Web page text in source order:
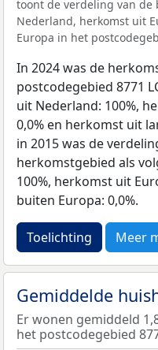
toont de verdeling van
Nederland, herkomst uit
Europa in het
In 2024 was de
postcodegebied 8771
uit Nederland: 100%,
0,0% en herkomst uit
in 2015 was de
herkomstgebied als
100%, herkomst uit
buiten Europa: 0,0%.
Toelichting Meer
Gemiddelde
Er wonen gemiddeld
het postcodegebied